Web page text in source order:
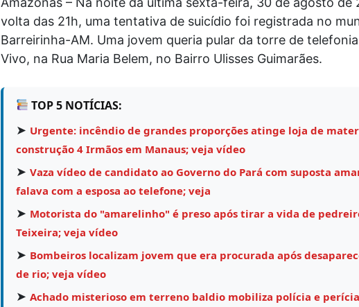
volta das 21h, uma tentativa de suicídio foi registrada no
Barreirinha-AM. Uma jovem queria pular da torre de
Vivo, na Rua Maria Belem, no Bairro Ulisses Guimarães.
TOP 5 NOTÍCIAS:
➤ Urgente: incêndio de grandes proporções atinge loja de
construção 4 Irmãos em Manaus; veja vídeo
➤ Vaza vídeo de candidato ao Governo do Pará com suposta
falava com a esposa ao telefone; veja
➤ Motorista do "amarelinho" é preso após tirar a vida de
Teixeira; veja vídeo
➤ Bombeiros localizam jovem que era procurada após
de rio; veja vídeo
➤ Achado misterioso em terreno baldio mobiliza polícia e